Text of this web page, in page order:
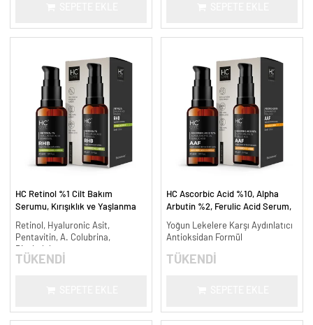
HC Retinol %1 Cilt Bakım
Serumu, Kırışıklık ve Yaşlanma
Retinol, Hyaluronic Asit,
Pentavitin, A. Colubrina,
TÜKENDİ
HC Ascorbic Acid %10, Alpha
Arbutin %2, Ferulic Acid Serum,
ml.
Yoğun Lekelere Karşı Aydınlatıcı
Antioksidan Formül
TÜKENDİ